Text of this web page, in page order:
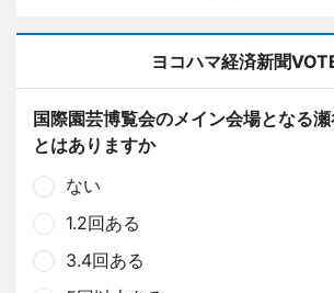
ヨコハマ経済新聞
国際園芸博覧会のメイン会場となる
とはありますか
ない
1.2回ある
3.4回ある